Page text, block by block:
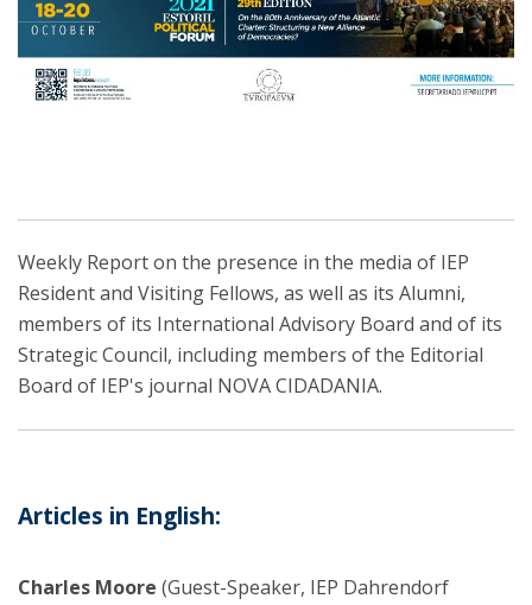
Weekly Report on the presence in the media of IEP
Resident and Visiting Fellows, as well as its Alumni,
members of its International Advisory Board and of its
Strategic Council, including members of the Editorial
Board of IEP's journal NOVA CIDADANIA.
Articles in English:
Charles Moore (Guest-Speaker, IEP Dahrendorf